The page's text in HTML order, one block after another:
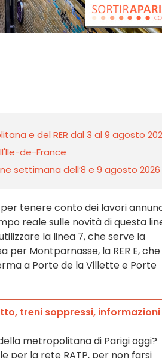
e del RER dal 3 al 9 agosto
de-France
settimana dell’8 e 9 agosto 2026
tenere conto dei lavori
reale sulle novità di questa
la linea 7, che serve la
Montparnasse, la RER E, che
a Porte de la Villette e Porte
treni soppressi, informazioni
metropolitana di Parigi oggi?